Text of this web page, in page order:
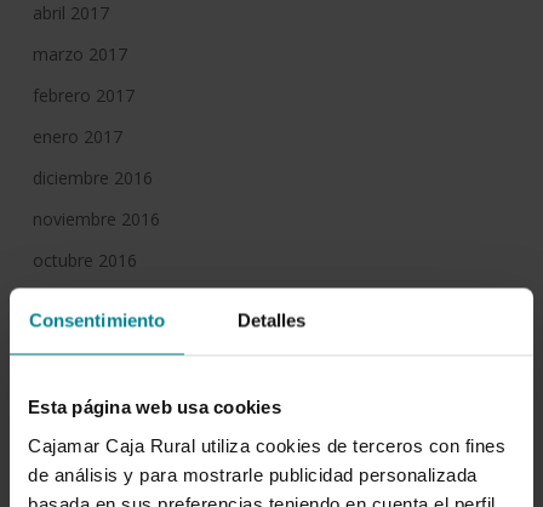
Consentimiento Detalles
Esta página web usa cookies
Cajamar Caja Rural utiliza cookies de terceros con fines
de análisis y para mostrarle publicidad personalizada
basada en sus preferencias teniendo en cuenta el perfil
abril 2017
marzo 2017
febrero 2017
enero 2017
diciembre 2016
noviembre 2016
octubre 2016
junio 2016
mayo 2016